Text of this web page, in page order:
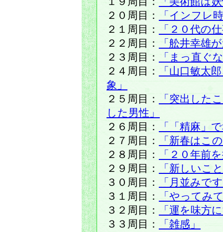
２０周目：
「インフレ
２１周目：
「２０代の
２２周目：
「舩井幸雄
２３周目：
「まっ直ぐ
２４周目：
「山口敏太
象」
２５周目：
「突出した
した男性」
２６周目：
「「精麻」
２７周目：
「新春はこ
２８周目：
「２０年前
２９周目：
「新しいこ
３０周目：
「月並みで
３１周目：
「やってみ
３２周目：
「運を味方
３３周目：
「雑感」